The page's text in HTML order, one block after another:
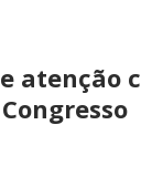
atenção